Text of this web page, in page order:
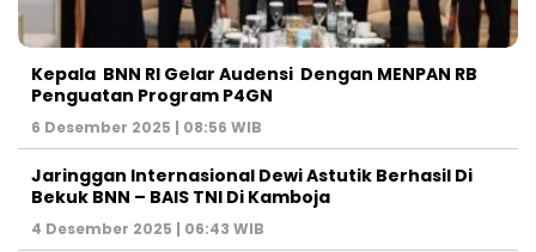
Kepala BNN RI Gelar Audensi Dengan MENPAN RB
Penguatan Program P4GN
6 Desember 2025 | 08:56 WIB
Jaringgan Internasional Dewi Astutik Berhasil Di
Bekuk BNN – BAIS TNI Di Kamboja
4 Desember 2025 | 06:43 WIB